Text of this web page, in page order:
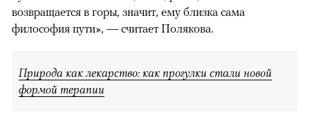
возвращается в горы, значит, ему близка сама
философия пути», — считает Полякова.
Природа как лекарство: как прогулки стали новой
формой терапии